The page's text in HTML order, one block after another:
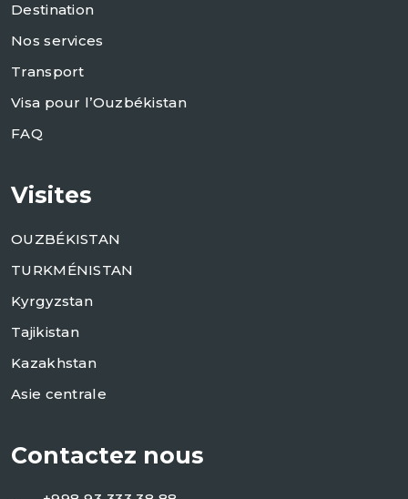
Destination
Nos services
Transport
Visa pour l’Ouzbékistan
FAQ
Visites
OUZBÉKISTAN
TURKMÉNISTAN
Kyrgyzstan
Tajikistan
Kazakhstan
Asie centrale
Contactez nous